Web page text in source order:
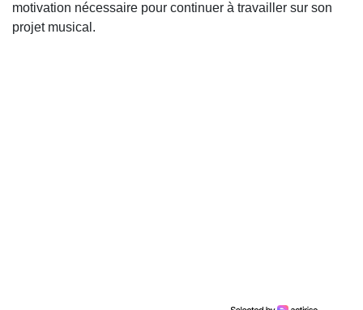
motivation nécessaire pour continuer à travailler sur son
projet musical.